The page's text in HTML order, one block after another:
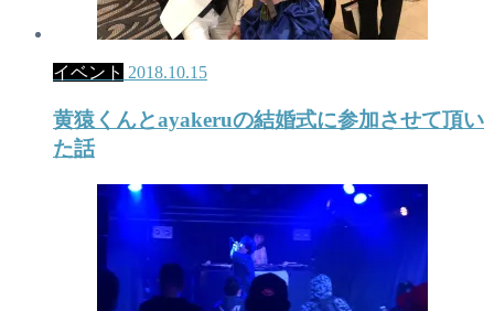
イベント 2018.10.15
黄猿くんとayakeruの結婚式に参加させて頂い
た話